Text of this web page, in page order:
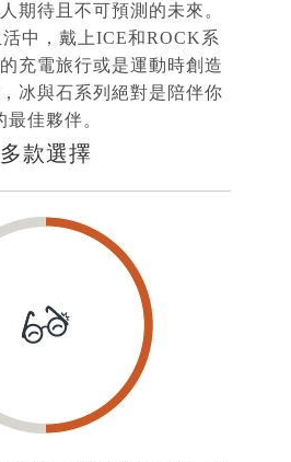
期待且不可預測的未來。
中，戴上ICE和ROCK系
充電旅行或是運動時創造
冰與石系列絕對是陪伴你
最佳夥伴。
多款選擇